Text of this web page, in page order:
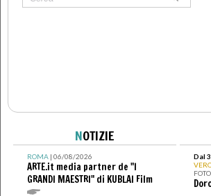
NOTIZIE
ROMA| 06/08/2026
ARTE.it media partner de "I
GRANDI MAESTRI" di KUBLAI Film
Dal